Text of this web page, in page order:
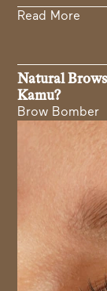
Read More
Natural
Kamu?
Brow Bomber